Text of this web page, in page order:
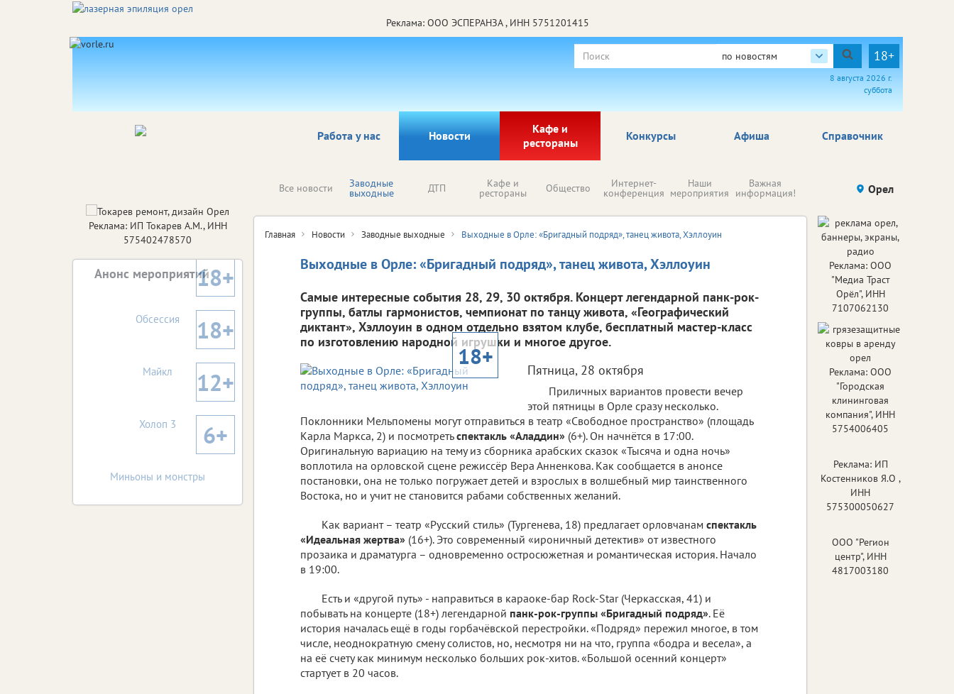
Реклама: ООО ЭСПЕРАНЗА , ИНН 5751201415
по новостям 18+
8 августа 2026 г.
суббота
Работа у нас Новости
Кафе и
рестораны
Афиша Справочник
Конкурсы
Все новости Заводные
выходные ДТП Кафе и
рестораны Общество Интернет-
конференция
Наши
мероприятия
Важная
информация! Происшествия Здоровье
Орел
Главная Новости Заводные выходные Выходные в Орле: «Бригадный подряд», танец живота, Хэллоуин
Выходные в Орле: «Бригадный подряд», танец живота, Хэллоуин
Самые интересные события 28, 29, 30 октября. Концерт легендарной панк-рок-
группы, батлы гармонистов, чемпионат по танцу живота, «Географический
диктант», Хэллоуин в одном отдельно взятом клубе, бесплатный мастер-класс
по изготовлению народной игрушки и многое другое.
18+
Пятница, 28 октября
Приличных вариантов провести вечер
этой пятницы в Орле сразу несколько.
Поклонники Мельпомены могут отправиться в театр «Свободное пространство» (площадь
Карла Маркса, 2) и посмотретьспектакль «Аладдин» (6+). Он начнётся в 17:00.
Оригинальную вариацию на тему из сборника арабских сказок «Тысяча и одна ночь»
воплотила на орловской сцене режиссёр Вера Анненкова. Как сообщается в анонсе
постановки, она не только погружает детей и взрослых в волшебный мир таинственного
Востока, но и учит не становится рабами собственных желаний.
Как вариант – театр «Русский стиль» (Тургенева, 18) предлагает орловчанам спектакль
«Идеальная жертва» (16+). Это современный «ироничный детектив» от известного
прозаика и драматурга – одновременно остросюжетная и романтическая история. Начало
в 19:00.
Есть и «другой путь» - направиться в караоке-бар Rock-Star (Черкасская, 41) и
побывать на концерте (18+) легендарной панк-рок-группы «Бригадный подряд». Её
история началась ещё в годы горбачёвской перестройки. «Подряд» пережил многое, в том
числе, неоднократную смену солистов, но, несмотря ни на что, группа «бодра и весела», а
на её счету как минимум несколько больших рок-хитов. «Большой осенний концерт»
стартует в 20 часов.
Реклама: ИП Токарев А.М., ИНН
575402478570
Анонс мероприятий18+
Обсессия 18+
Майкл 12+
Холоп 3 6+
Миньоны и монстры
Реклама: ООО
"Медиа Траст
Орёл", ИНН
7107062130
Реклама: ООО
"Городская
клининговая
компания", ИНН
5754006405
Реклама: ИП
Костенников Я.О ,
ИНН
575300050627
ООО "Регион
центр", ИНН
4817003180